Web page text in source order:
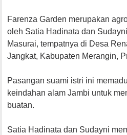
Farenza Garden merupakan
oleh Satia Hadinata dan
Masurai, tempatnya di Desa
Jangkat, Kabupaten Merangin,
Pasangan suami istri ini
keindahan alam Jambi untuk
buatan.
Satia Hadinata dan Sudayni